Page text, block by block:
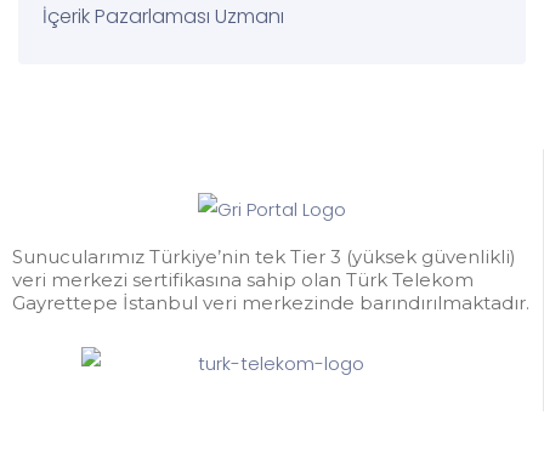
İçerik Pazarlaması Uzmanı
Sunucularımız Türkiye’nin tek Tier 3 (yüksek güvenlikli)
veri merkezi sertifikasına sahip olan Türk Telekom
Gayrettepe İstanbul veri merkezinde barındırılmaktadır.